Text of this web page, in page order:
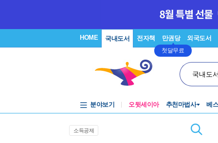
HOME 국내도서 전자책 만권당
첫달무료
외국도서
국내도
분야보기 오뒷세이아 추천마법사 베
소득공제